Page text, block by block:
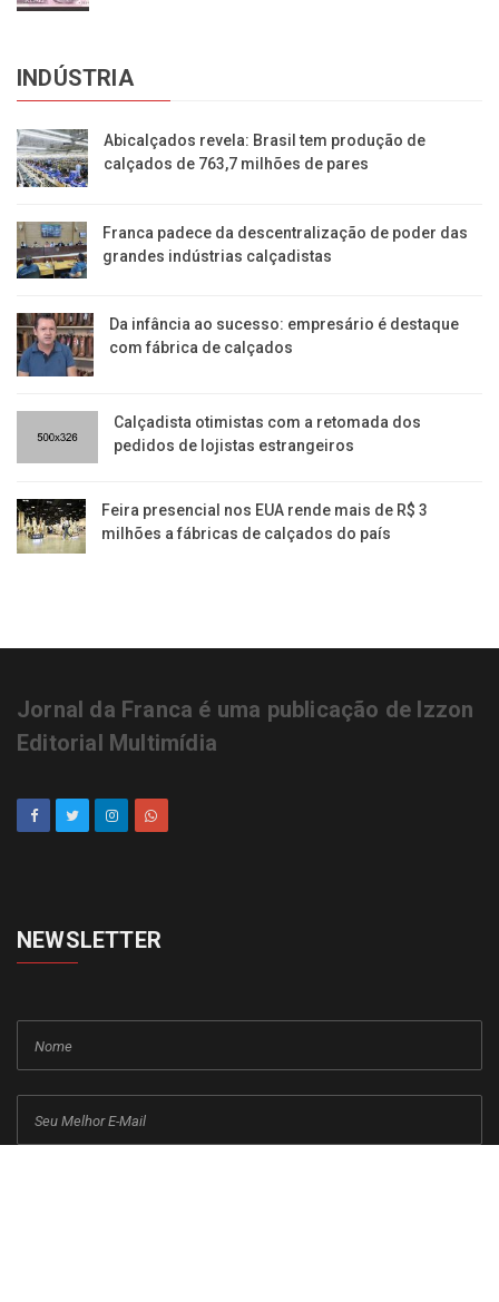
INDÚSTRIA
Abicalçados revela: Brasil tem produção de
calçados de 763,7 milhões de pares
Franca padece da descentralização de poder das
grandes indústrias calçadistas
Da infância ao sucesso: empresário é destaque
com fábrica de calçados
Calçadista otimistas com a retomada dos
pedidos de lojistas estrangeiros
Feira presencial nos EUA rende mais de R$ 3
milhões a fábricas de calçados do país
Jornal da Franca é uma publicação de Izzon
Editorial Multimídia
NEWSLETTER